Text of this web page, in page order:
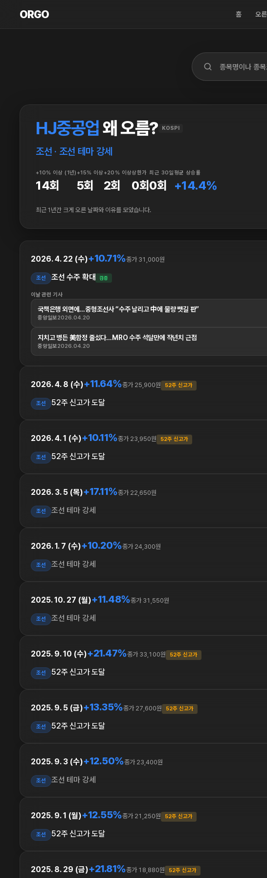
ORGO
ORGO 홈 오
HJ중공업왜 오름? KOSPI
조선 · 조선 테마 강세
+10% 이상 (1년)
14회
+15% 이상
5회
+20% 이상
2회
상한가
0회
최근 30일
0회
평균 상승률
+14.4%
최근 1년간 크게 오른 날짜와 이유를 모았습니다.
2026. 4. 22 (수)+10.71%종가 31,000원
조선 조선 수주 확대 검증
이날 관련 기사
국책은행 외면에…중형조선사 “수주 날리고 中에 물량 뺏길 판”
중앙일보2026.04.20
지치고 병든 美함정 줄섰다…MRO 수주 석달만에 작년치 근접
중앙일보2026.04.20
2026. 4. 8 (수)+11.64%종가 25,900원 52주 신고가
조선 52주 신고가 도달
2026. 4. 1 (수)+10.11%종가 23,950원 52주 신고가
조선 52주 신고가 도달
2026. 3. 5 (목)+17.11%종가 22,650원
조선 조선 테마 강세
2026. 1. 7 (수)+10.20%종가 24,300원
조선 조선 테마 강세
2025. 10. 27 (월)+11.48%종가 31,550원
조선 조선 테마 강세
2025. 9. 10 (수)+21.47%종가 33,100원 52주 신고가
조선 52주 신고가 도달
2025. 9. 5 (금)+13.35%종가 27,600원 52주 신고가
조선 52주 신고가 도달
2025. 9. 3 (수)+12.50%종가 23,400원
조선 조선 테마 강세
2025. 9. 1 (월)+12.55%종가 21,250원 52주 신고가
조선 52주 신고가 도달
2025. 8. 29 (금)+21.81%종가 18,880원 52주 신고가